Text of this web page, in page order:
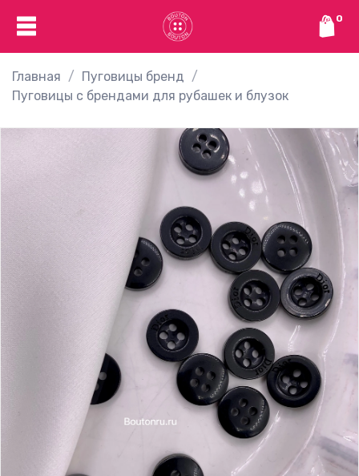
0
Главная
Пуговицы бренд
Пуговицы с брендами для рубашек и блузок